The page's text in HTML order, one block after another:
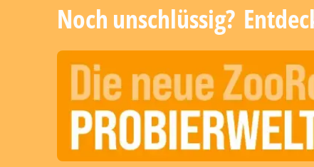
Noch unschlüssig?